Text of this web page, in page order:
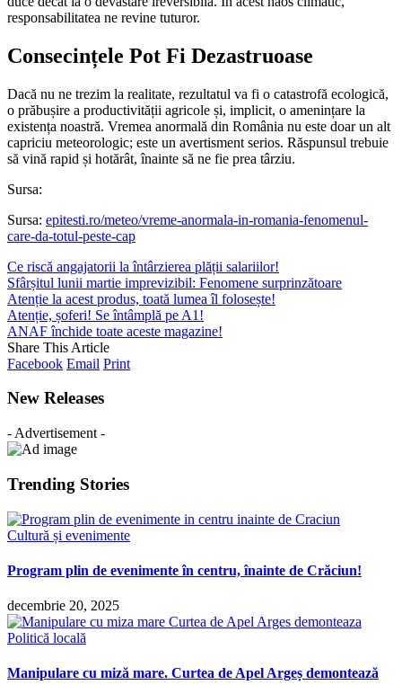
responsabilitatea ne revine tuturor.
Consecințele Pot Fi Dezastruoase
Dacă nu ne trezim la realitate, rezultatul va fi o catastrofă ecologică,
o prăbușire a productivității agricole și, implicit, o amenințare la
existența noastră. Vremea anormală din România nu este doar un alt
capriciu meteorologic; este un avertisment serios. Răspunsul trebuie
să vină rapid și hotărât, înainte să ne fie prea târziu.
Sursa:
Sursa: epitesti.ro/meteo/vreme-anormala-in-romania-fenomenul-
care-da-totul-peste-cap
Ce riscă angajatorii la întârzierea plății salariilor!
Sfârșitul lunii martie imprevizibil: Fenomene surprinzătoare
Atenție la acest produs, toată lumea îl folosește!
Atenție, șoferi! Se întâmplă pe A1!
ANAF închide toate aceste magazine!
Share This Article
Facebook Email Print
New Releases
- Advertisement -
Trending Stories
Cultură și evenimente
Program plin de evenimente în centru, înainte de Crăciun!
decembrie 20, 2025
Politică locală
Manipulare cu miză mare. Curtea de Apel Argeș demontează